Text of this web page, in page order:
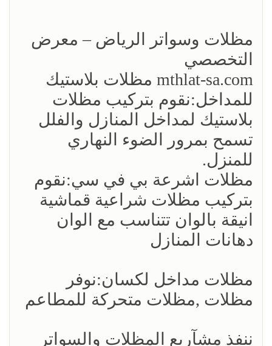
مظلات وسواتر الرياض – معرض
التخصصي
mthlat-sa.com مظلات بلاستيك
للمداخل:نقوم بتركيب مظلات
بلاستيك لمداخل المنازل والفلل
تسمح بمرور الضوء النهاري
للمنزل.
مظلات اشرعة بي في سي:نقوم
بتركيب مظلات شراعية قماشية
انيقة بالوان تتناسب مع الوان
دهانات المنازل
مظلات مداخل لكسان:نوفر
مظلات ,مظلات متحركة للمطاعم
ننفذ مشآريع المظلات والسواتر